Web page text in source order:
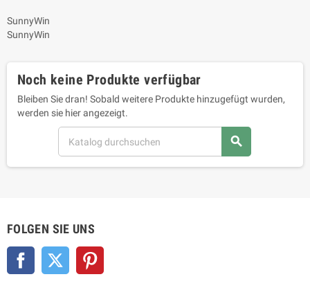
SunnyWin
SunnyWin
Noch keine Produkte verfügbar
Bleiben Sie dran! Sobald weitere Produkte hinzugefügt wurden,
werden sie hier angezeigt.
search
FOLGEN SIE UNS
Facebook Twitter